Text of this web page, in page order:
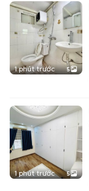
1 phút trước 5
1 phút trước 5